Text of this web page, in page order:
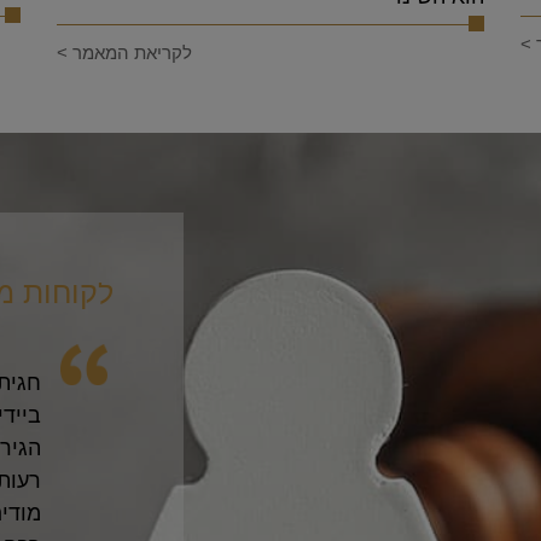
> לקריאת המאמר >
מהפגישה הראשונה ידעתי שאני
עזרת לי לעבור את הליך
יחסית ומבלי להיכנס לתחושות
של הצד השני). אני והילדים
הלב. שתזכי לפרנסה טובה ולהצלחה
אני
וחם
ממש
לקוחות